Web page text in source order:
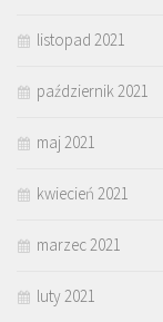
listopad 2021
październik 2021
maj 2021
kwiecień 2021
marzec 2021
luty 2021